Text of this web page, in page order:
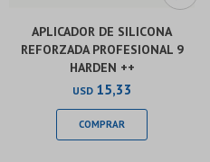
APLICADOR DE SILICONA
REFORZADA PROFESIONAL 9
HARDEN ++
USD 15,33